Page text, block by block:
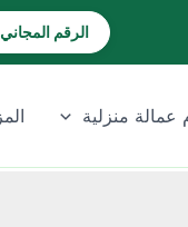
الرقم المجاني:
عمالة منزلية